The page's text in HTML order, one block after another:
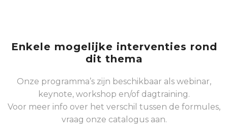
Enkele mogelijke interventies rond
dit thema
Onze programma’s zijn beschikbaar als webinar,
keynote, workshop en/of dagtraining.
Voor meer info over het verschil tussen de formules,
vraag onze catalogus aan.